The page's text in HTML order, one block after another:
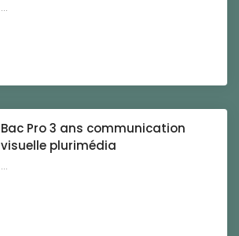
...
Bac Pro 3 ans communication
visuelle plurimédia
...